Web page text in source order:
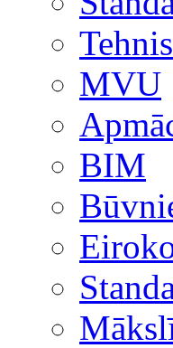
MVU
BIM